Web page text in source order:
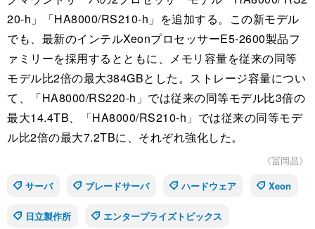
20-h」「HA8000/RS210-h」を追加する。この新モデル
でも、最新のインテルXeonプロセッサーE5-2600製品フ
ァミリーを採用するとともに、メモリ容量を従来の同等
モデル比2倍の最大384GBとした。ストレージ容量につい
て、「HA8000/RS220-h」では従来の同等モデル比3倍の
最大14.4TB、「HA8000/RS210-h」では従来の同等モデ
ル比2倍の最大7.2TBに、それぞれ強化した。
《冨岡晶》
サーバ
ブレードサーバ ハードウェア Xeon
日立製作所 エンタープライズトピックス